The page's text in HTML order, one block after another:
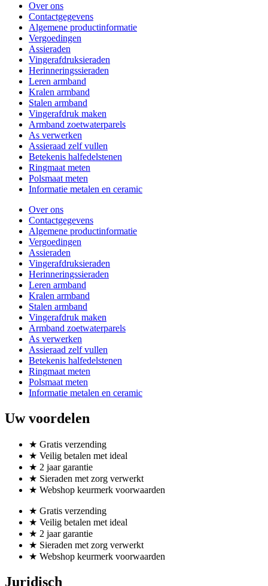
Over ons
Contactgegevens
Algemene productinformatie
Vergoedingen
Assieraden
Vingerafdruksieraden
Herinneringssieraden
Leren armband
Kralen armband
Stalen armband
Vingerafdruk maken
Armband zoetwaterparels
As verwerken
Assieraad zelf vullen
Betekenis halfedelstenen
Ringmaat meten
Polsmaat meten
Informatie metalen en ceramic
Over ons
Contactgegevens
Algemene productinformatie
Vergoedingen
Assieraden
Vingerafdruksieraden
Herinneringssieraden
Leren armband
Kralen armband
Stalen armband
Vingerafdruk maken
Armband zoetwaterparels
As verwerken
Assieraad zelf vullen
Betekenis halfedelstenen
Ringmaat meten
Polsmaat meten
Informatie metalen en ceramic
Uw voordelen
★ Gratis verzending
★ Veilig betalen met ideal
★ 2 jaar garantie
★ Sieraden met zorg verwerkt
★ Webshop keurmerk voorwaarden
★ Gratis verzending
★ Veilig betalen met ideal
★ 2 jaar garantie
★ Sieraden met zorg verwerkt
★ Webshop keurmerk voorwaarden
Juridisch